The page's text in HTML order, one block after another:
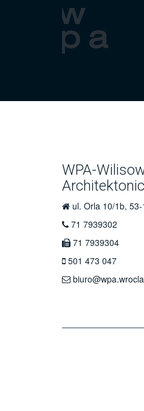
WPA-
ul. Orla 10/1b, 53-
71 7939302
71 7939304
501 473 047